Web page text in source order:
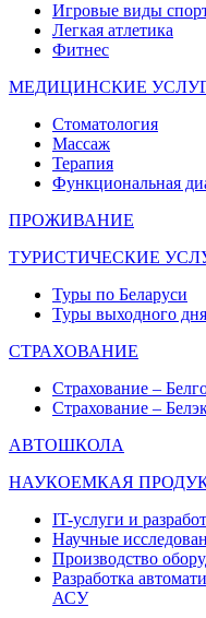
Игровые виды
Легкая атлетика
Фитнес
МЕДИЦИНСКИЕ
Стоматология
Массаж
Терапия
Функциональная
ПРОЖИВАНИЕ
ТУРИСТИЧЕСКИЕ
Туры по Беларуси
Туры выходного дня
СТРАХОВАНИЕ
Страхование –
Страхование –
АВТОШКОЛА
НАУКОЕМКАЯ
IT-услуги и
Научные
Производство
Разработка
АСУ